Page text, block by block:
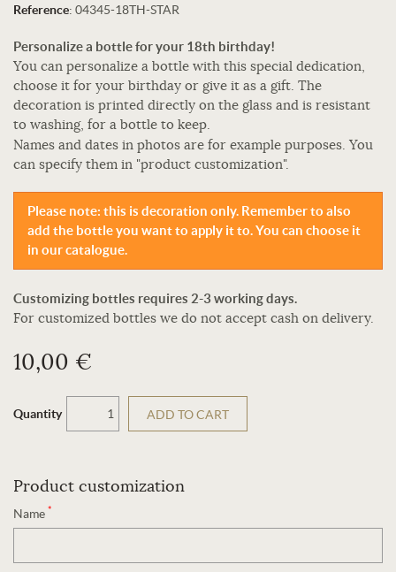
Reference: 04345-18TH-STAR
Personalize a bottle for your 18th birthday!
You can personalize a bottle with this special dedication,
choose it for your birthday or give it as a gift. The
decoration is printed directly on the glass and is resistant
to washing, for a bottle to keep.
Names and dates in photos are for example purposes. You
can specify them in "product customization".
Please note: this is decoration only. Remember to also
add the bottle you want to apply it to. You can choose it
in our catalogue.
Customizing bottles requires 2-3 working days.
For customized bottles we do not accept cash on delivery.
10,00 €
Quantity ADD TO CART
Product customization
Name *